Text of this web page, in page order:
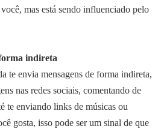
mas está sendo influenciado pelo
indireta
te envia mensagens de forma indireta,
nas redes sociais, comentando de
te enviando links de músicas ou
gosta, isso pode ser um sinal de que